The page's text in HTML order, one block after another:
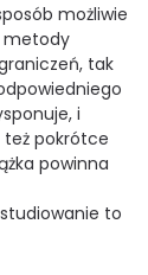
możliwie
metody
tak
i
pokrótce
powinna
to